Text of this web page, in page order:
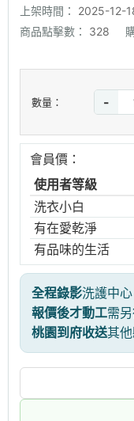
上架時間：
2025-12-
商品點擊數：
328
數量： -
會員價：
使用者等級
洗衣小白
有在愛乾淨
有品味的生活
全程錄影洗護中
報價後才動工需
桃園到府收送其